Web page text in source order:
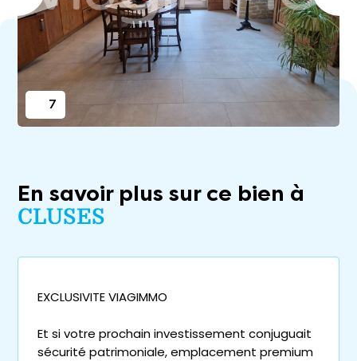
7
En savoir plus sur ce bien à
CLUSES
EXCLUSIVITE VIAGIMMO
Et si votre prochain investissement conjuguait
sécurité patrimoniale, emplacement premium